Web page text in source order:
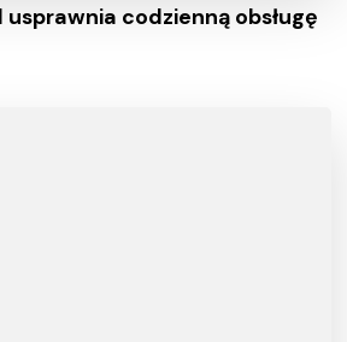
codzienną obsługę